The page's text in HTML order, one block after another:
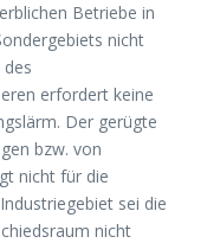
Betriebe in
nicht
erfordert keine
Der gerügte
bzw. von
nicht für die
sei die
nicht